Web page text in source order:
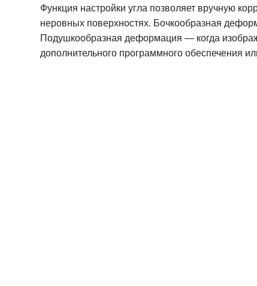
Функция настройки угла позволяет вручную
неровных поверхностях. Бочкообразная
Подушкообразная деформация — когда
дополнительного программного обеспечения